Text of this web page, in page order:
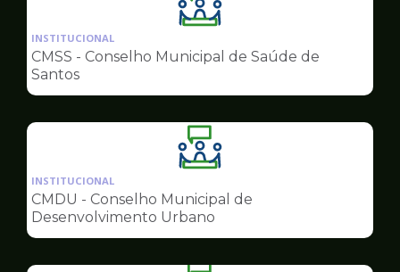
Ilustração
da
pagina
Conselhos
INSTITUCIONAL
CMSS - Conselho Municipal de Saúde de
Santos
Ilustração
da
pagina
de
Conselhos
INSTITUCIONAL
CMDU - Conselho Municipal de
Desenvolvimento Urbano